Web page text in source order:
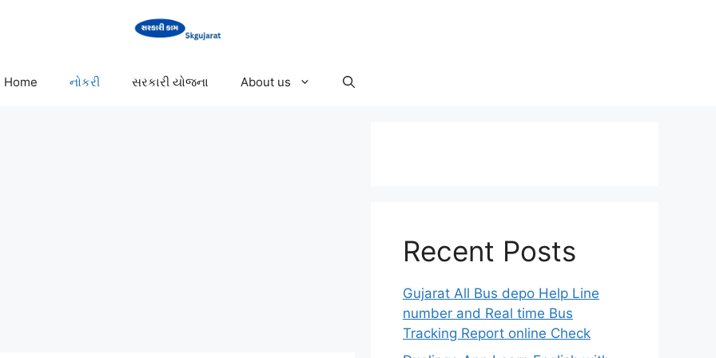
Home નોકરી સરકારી યોજના About us
Recent Posts
Gujarat All Bus depo Help Line
number and Real time Bus
Tracking Report online Check